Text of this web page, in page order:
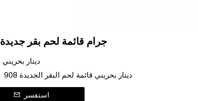
908 جرام قائمة لحم بقر جديدة
دينار بحريني
908 دينار بحريني قائمة لحم البقر الجديدة
استفسر